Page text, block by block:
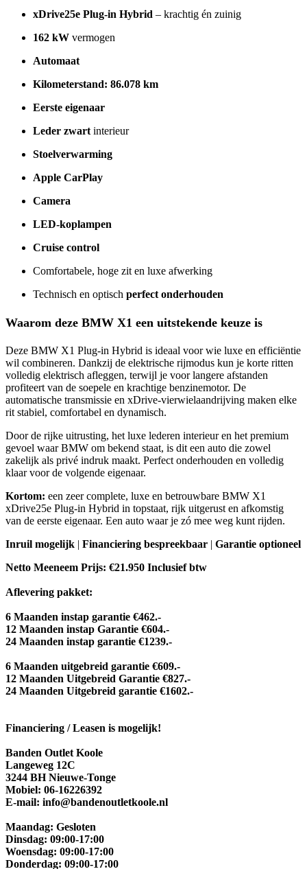
xDrive25e Plug-in Hybrid – krachtig én zuinig
162 kW vermogen
Automaat
Kilometerstand: 86.078 km
Eerste eigenaar
Leder zwart interieur
Stoelverwarming
Apple CarPlay
Camera
LED-koplampen
Cruise control
Comfortabele, hoge zit en luxe afwerking
Technisch en optisch perfect onderhouden
Waarom deze BMW X1 een uitstekende keuze is
Deze BMW X1 Plug-in Hybrid is ideaal voor wie luxe en efficiëntie
wil combineren. Dankzij de elektrische rijmodus kun je korte ritten
volledig elektrisch afleggen, terwijl je voor langere afstanden
profiteert van de soepele en krachtige benzinemotor. De
automatische transmissie en xDrive-vierwielaandrijving maken elke
rit stabiel, comfortabel en dynamisch.
Door de rijke uitrusting, het luxe lederen interieur en het premium
gevoel waar BMW om bekend staat, is dit een auto die zowel
zakelijk als privé indruk maakt. Perfect onderhouden en volledig
klaar voor de volgende eigenaar.
Kortom: een zeer complete, luxe en betrouwbare BMW X1
xDrive25e Plug-in Hybrid in topstaat, rijk uitgerust en afkomstig
van de eerste eigenaar. Een auto waar je zó mee weg kunt rijden.
Inruil mogelijk | Financiering bespreekbaar | Garantie optioneel
Netto Meeneem Prijs: €21.950 Inclusief btw
Aflevering pakket:
6 Maanden instap garantie €462.-
12 Maanden instap Garantie €604.-
24 Maanden instap garantie €1239.-
6 Maanden uitgebreid garantie €609.-
12 Maanden Uitgebreid Garantie €827.-
24 Maanden Uitgebreid garantie €1602.-
Financiering / Leasen is mogelijk!
Banden Outlet Koole
Langeweg 12C
3244 BH Nieuwe-Tonge
Mobiel: 06-16226392
E-mail: info@bandenoutletkoole.nl
Maandag: Gesloten
Dinsdag: 09:00-17:00
Woensdag: 09:00-17:00
Donderdag: 09:00-17:00